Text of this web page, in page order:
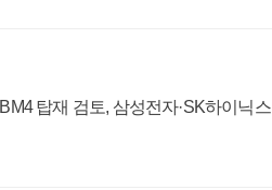
탑재 검토, 삼성전자·SK하이닉스